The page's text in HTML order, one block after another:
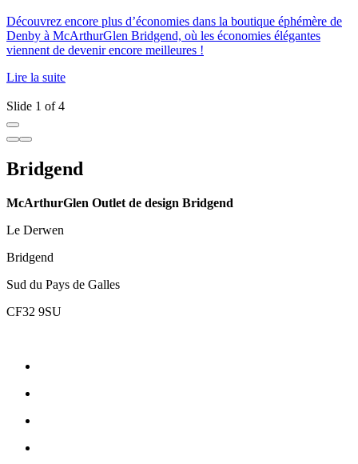
Découvrez encore plus d’économies dans la boutique éphémère de
Denby à McArthurGlen Bridgend, où les économies élégantes
viennent de devenir encore meilleures !
Lire la suite
Slide 1 of 4
Bridgend
McArthurGlen Outlet de design Bridgend
Le Derwen
Bridgend
Sud du Pays de Galles
CF32 9SU